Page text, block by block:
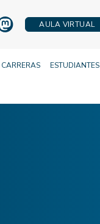
AULA VIRTUAL
CARRERAS ESTUDIANTES